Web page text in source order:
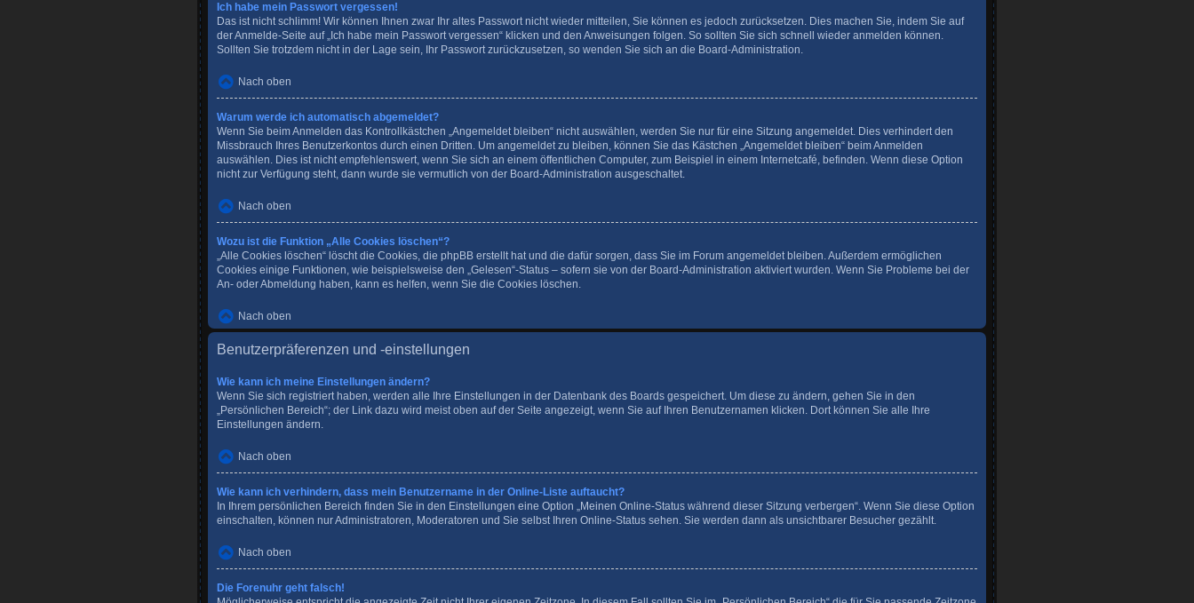
Ich habe mein Passwort vergessen!
Das ist nicht schlimm! Wir können Ihnen zwar Ihr altes Passwort nicht wieder mitteilen, Sie können es jedoch zurücksetzen. Dies machen Sie, indem Sie auf
der Anmelde-Seite auf „Ich habe mein Passwort vergessen“ klicken und den Anweisungen folgen. So sollten Sie sich schnell wieder anmelden können.
Sollten Sie trotzdem nicht in der Lage sein, Ihr Passwort zurückzusetzen, so wenden Sie sich an die Board-Administration.
Nach oben
Warum werde ich automatisch abgemeldet?
Wenn Sie beim Anmelden das Kontrollkästchen „Angemeldet bleiben“ nicht auswählen, werden Sie nur für eine Sitzung angemeldet. Dies verhindert den
Missbrauch Ihres Benutzerkontos durch einen Dritten. Um angemeldet zu bleiben, können Sie das Kästchen „Angemeldet bleiben“ beim Anmelden
auswählen. Dies ist nicht empfehlenswert, wenn Sie sich an einem öffentlichen Computer, zum Beispiel in einem Internetcafé, befinden. Wenn diese Option
nicht zur Verfügung steht, dann wurde sie vermutlich von der Board-Administration ausgeschaltet.
Nach oben
Wozu ist die Funktion „Alle Cookies löschen“?
„Alle Cookies löschen“ löscht die Cookies, die phpBB erstellt hat und die dafür sorgen, dass Sie im Forum angemeldet bleiben. Außerdem ermöglichen
Cookies einige Funktionen, wie beispielsweise den „Gelesen“-Status – sofern sie von der Board-Administration aktiviert wurden. Wenn Sie Probleme bei der
An- oder Abmeldung haben, kann es helfen, wenn Sie die Cookies löschen.
Nach oben
Benutzerpräferenzen und -einstellungen
Wie kann ich meine Einstellungen ändern?
Wenn Sie sich registriert haben, werden alle Ihre Einstellungen in der Datenbank des Boards gespeichert. Um diese zu ändern, gehen Sie in den
„Persönlichen Bereich“; der Link dazu wird meist oben auf der Seite angezeigt, wenn Sie auf Ihren Benutzernamen klicken. Dort können Sie alle Ihre
Einstellungen ändern.
Nach oben
Wie kann ich verhindern, dass mein Benutzername in der Online-Liste auftaucht?
In Ihrem persönlichen Bereich finden Sie in den Einstellungen eine Option „Meinen Online-Status während dieser Sitzung verbergen“. Wenn Sie diese Option
einschalten, können nur Administratoren, Moderatoren und Sie selbst Ihren Online-Status sehen. Sie werden dann als unsichtbarer Besucher gezählt.
Nach oben
Die Forenuhr geht falsch!